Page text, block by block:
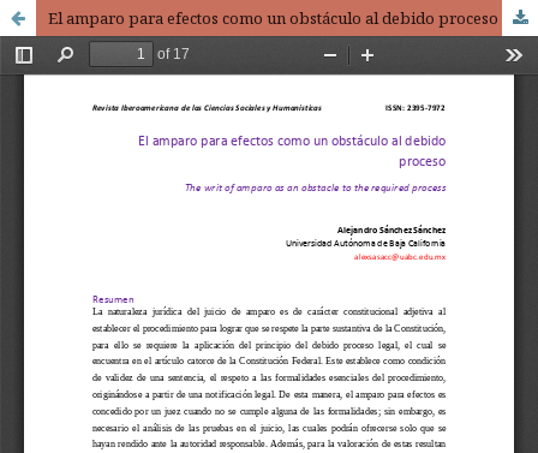
El amparo para efectos como un obstáculo al debido proceso / The writ of amparo as an obstacle to the required process